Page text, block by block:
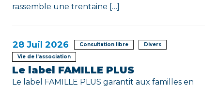
rassemble une trentaine […]
28 Juil 2026 Consultation libre
Divers
Vie de l’association
Le label FAMILLE PLUS
Le label FAMILLE PLUS garantit aux familles en